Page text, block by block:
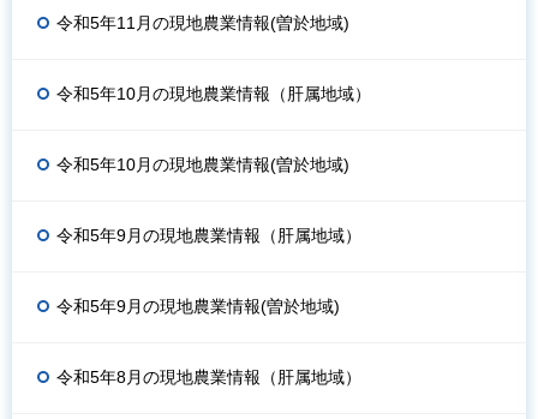
令和5年11月の現地農業情報(曽於地域)
令和5年10月の現地農業情報（肝属地域）
令和5年10月の現地農業情報(曽於地域)
令和5年9月の現地農業情報（肝属地域）
令和5年9月の現地農業情報(曽於地域)
令和5年8月の現地農業情報（肝属地域）